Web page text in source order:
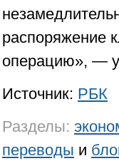
распоряжение
операцию», —
Источник: РБК
Разделы:
переводы и